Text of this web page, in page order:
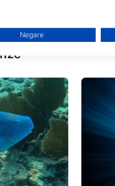
Negare